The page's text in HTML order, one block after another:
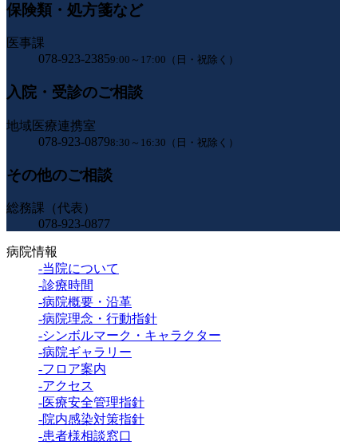
保険類・処方箋など
医事課
078-923-23859:00～17:00（日・祝除く）
入院・受診のご相談
地域医療連携室
078-923-08798:30～16:30（日・祝除く）
その他のご相談
総務課（代表）
078-923-0877
病院情報
-当院について
-診療時間
-病院概要・沿革
-病院理念・行動指針
-シンボルマーク・キャラクター
-病院ギャラリー
-フロア案内
-アクセス
-医療安全管理指針
-院内感染対策指針
-患者様相談窓口